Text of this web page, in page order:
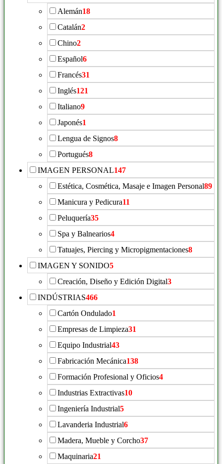
Alemán18
Catalán2
Chino2
Español6
Francés31
Inglés121
Italiano9
Japonés1
Lengua de Signos8
Portugués8
IMAGEN PERSONAL147
Estética, Cosmética, Masaje e Imagen Personal89
Manicura y Pedicura11
Peluquería35
Spa y Balnearios4
Tatuajes, Piercing y Micropigmentaciones8
IMAGEN Y SONIDO5
Creación, Diseño y Edición Digital3
INDÚSTRIAS466
Cartón Ondulado1
Empresas de Limpieza31
Equipo Industrial43
Fabricación Mecánica138
Formación Profesional y Oficios4
Industrias Extractivas10
Ingeniería Industrial5
Lavanderia Industrial6
Madera, Mueble y Corcho37
Maquinaria21